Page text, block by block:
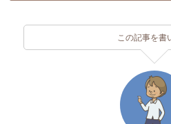
この記事を書